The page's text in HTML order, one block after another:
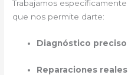
Trabajamos
que nos permite darte:
Diagnóstico
Reparaciones